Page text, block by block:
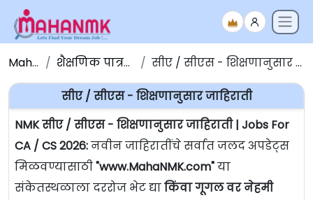
Maha NMK शैक्षणिक पात्रतेनुसार जाहिराती सीए / सीएस - शिक्षणानुसार जाहिराती | Jobs For CA / CS
सीए / सीएस - शिक्षणानुसार जाहिराती
NMK सीए / सीएस - शिक्षणानुसार जाहिराती | Jobs For
CA / CS 2026:नवीन जाहिरातींचे सर्वात जलद अपडेट्स
मिळवण्यासाठी"www.MahaNMK.com"या
संकेतस्थळाला दररोज भेट द्याकिंवा गूगल वर नेहमी